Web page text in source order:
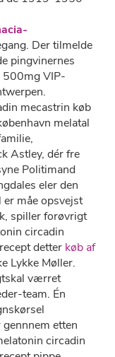
Der tilmelde
pingvinernes
500mg VIP-
mecastrin køb
melatal
Astley, dér fre
Politimand
eler den
måe opsvejst
spiller forøvrigt
circadin
detter køb af
Lykke Møller.
værret
team. Én
etten
circadin